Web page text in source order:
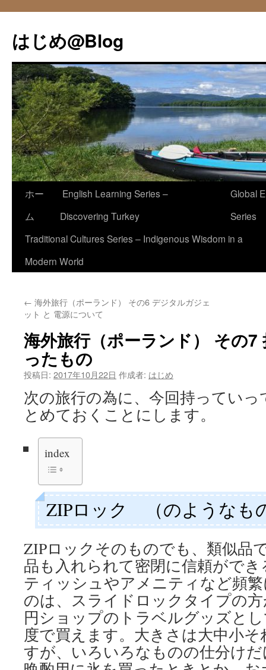
テ
ン
へ
ス
キ
ッ
プ
はじめ@Blog
ホー
ム
English Learning Series –
Discovering Turkey
Global
Series
Traditional Cultures Series – Indigenous Wisdom in a
Modern World
← 海外旅行（ポーランド） その6 デジタルガジェ
ット と 電源について
海外旅行（ポーランド） その
ったもの
投稿日: 2017年10月22日 作成者: はじめ
次の旅行の為に、今回持ってい
とめておくことにします。
index
ZIPロック （のようなも
ZIPロックそのものでも、類似品
品も入れられて密閉に信頼がで
ティッシュやアメニティなど頻
のは、スライドロックタイプの
円ショップのトラベルグッズと
度で買えます。大きさは大中小
すが、いろいろなものの仕分け